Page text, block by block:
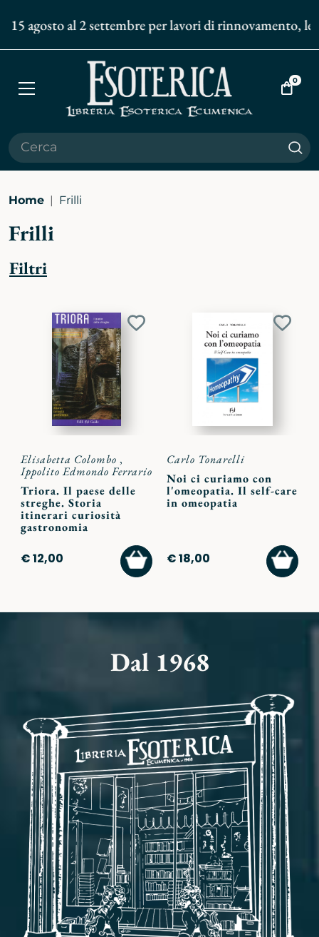
15 agosto al 2 settembre per lavori di rinnovamento,
Apri
Vai
0
Home Frilli
Frilli
Filtri
Aggiungi
Elisabetta Colombo ,
Ippolito Edmondo Ferrario
Triora. Il paese delle
streghe. Storia
itinerari curiosità
gastronomia
€ 12,00
AGGIUNGI
AL
CARRELLO
Carlo Tonarelli
Noi ci curiamo con
l'omeopatia. Il self-care
in omeopatia
€ 18,00
AL
Dal 1968